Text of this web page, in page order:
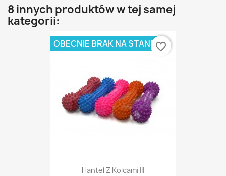
8 innych produktów w tej samej
kategorii:
Hantel Z Kolcami III
OBECNIE BRAK NA STANIEfavorite_border